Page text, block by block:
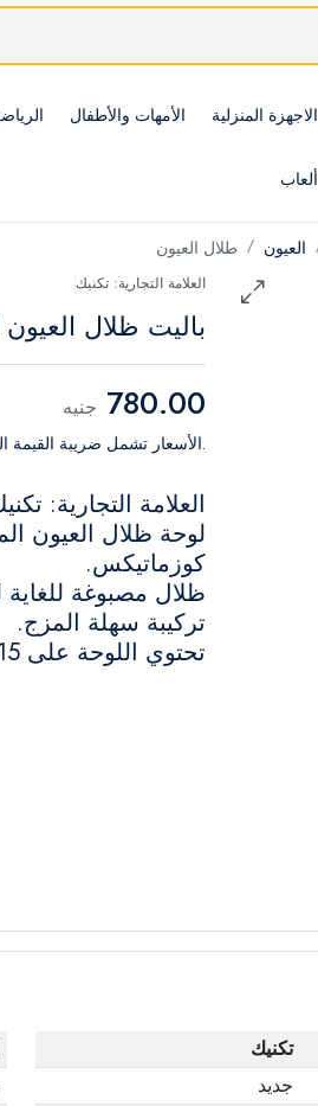
الاجهزة المنزلية الأمهات والأطفال
ألعاب
العيون طلال العيون
العلامة التجارية: تكنيك
باليت ظلال
780.00 جنيه
.الأسعار تشمل ضريبة القيمة
العلامة التجارية:
لوحة ظلال العيون
كوزماتيكس.
ظلال مصبوغة للغاية
تركيبة سهلة المزج.
تحتوي اللوحة على 15 لونًا.
تكنيك
جديد